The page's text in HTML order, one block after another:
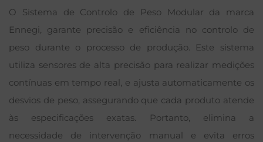
O Sistema de Controlo de Peso Modular da marca
Ennegi, garante precisão e eficiência no controlo de
peso durante o processo de produção. Este sistema
utiliza sensores de alta precisão para realizar medições
contínuas em tempo real, e ajusta automaticamente os
desvios de peso, assegurando que cada produto atende
às especificações exatas. Portanto, elimina a
necessidade de intervenção manual e evita erros